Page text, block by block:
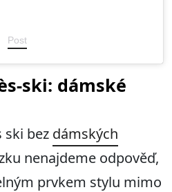
Post
ski: dámské
ski bez dámských
nenajdeme odpověď,
prvkem stylu mimo